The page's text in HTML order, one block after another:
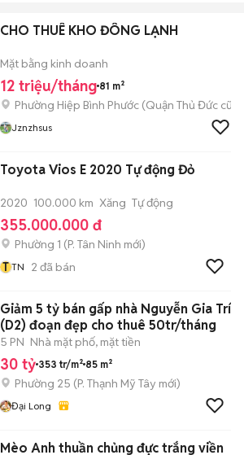
CHO THUÊ KHO ĐÔNG LẠNH
Mặt bằng kinh doanh
12 triệu/tháng 81 m²
Phường Hiệp Bình Phước (Quận Thủ Đức cũ)
Jznzhsus
Toyota Vios E 2020 Tự động Đỏ
2020 100.000 km Xăng Tự động
355.000.000 đ
Phường 1 (P. Tân Ninh mới)
T TN 2 đã bán
Giảm 5 tỷ bán gấp nhà Nguyễn Gia Trí
(D2) đoạn đẹp cho thuê 50tr/tháng
5 PN Nhà mặt phố, mặt tiền
30 tỷ 353 tr/m² 85 m²
Phường 25 (P. Thạnh Mỹ Tây mới)
Đại Long
Mèo Anh thuần chủng đực trắng viền